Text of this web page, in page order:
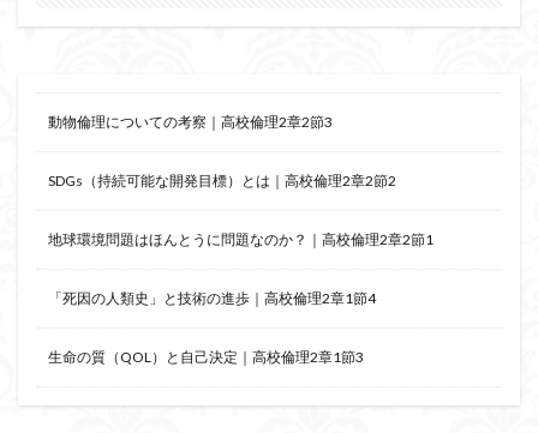
動物倫理についての考察｜高校倫理2章2節3
SDGs（持続可能な開発目標）とは｜高校倫理2章2節2
地球環境問題はほんとうに問題なのか？｜高校倫理2章2節1
「死因の人類史」と技術の進歩｜高校倫理2章1節4
生命の質（QOL）と自己決定｜高校倫理2章1節3